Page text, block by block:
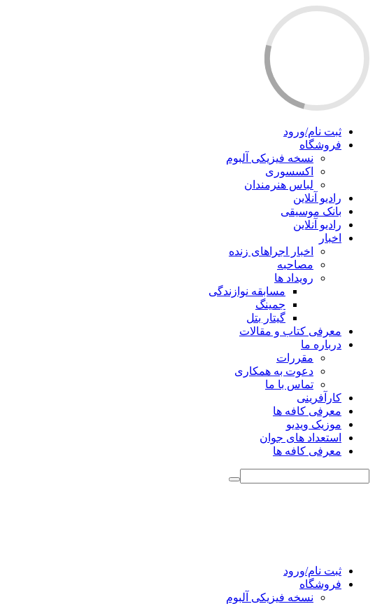
ثبت نام/ورود
فروشگاه
نسخه فیزیکی آلبوم
اکسسوری
لباس هنرمندان
رادیو آنلاین
بانک موسیقی
رادیو آنلاین
اخبار
اخبار اجراهای زنده
مصاحبه
رویداد ها
مسابقه نوازندگی
جمینگ
گیتار بتل
معرفی کتاب و مقالات
درباره ما
مقررات
دعوت به همکاری
تماس با ما
کارآفرینی
معرفی کافه ها
موزیک ویدیو
استعداد های جوان
معرفی کافه ها
ثبت نام/ورود
فروشگاه
نسخه فیزیکی آلبوم